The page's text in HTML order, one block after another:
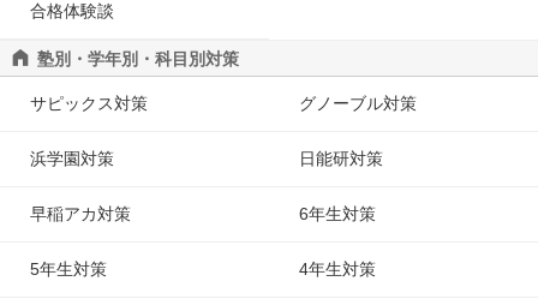
合格体験談
塾別・学年別・科目別対策
サピックス対策 グノーブル対策
浜学園対策 日能研対策
早稲アカ対策 6年生対策
5年生対策 4年生対策